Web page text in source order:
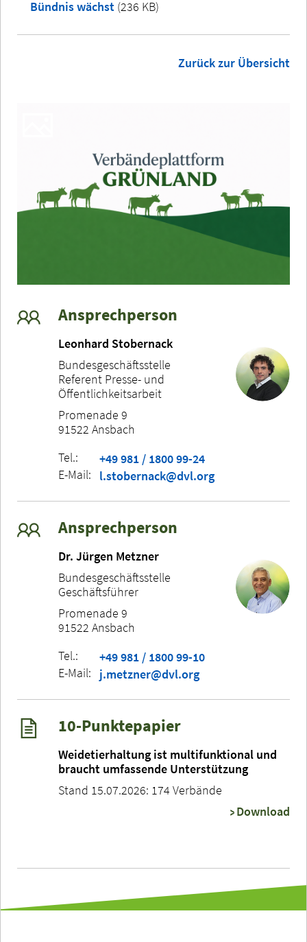
Bündnis wächst (236 KB)
Zurück zur Übersicht
Ansprechperson
Leonhard Stobernack
Bundesgeschäftsstelle
Referent Presse- und
Öffentlichkeitsarbeit
Promenade 9
91522 Ansbach
Tel.:
+49 981 / 1800 99-24
E-Mail:
l.stobernack@dvl.org
Ansprechperson
Dr. Jürgen Metzner
Bundesgeschäftsstelle
Geschäftsführer
Promenade 9
91522 Ansbach
Tel.:
+49 981 / 1800 99-10
E-Mail:
j.metzner@dvl.org
10-Punktepapier
Weidetierhaltung ist multifunktional und
braucht umfassende Unterstützung
Stand 15.07.2026: 174 Verbände
Download